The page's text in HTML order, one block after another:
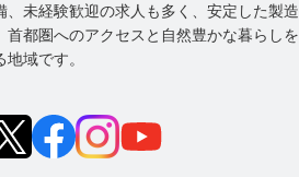
未経験歓迎の求人も多く、安定した製造
都圏へのアクセスと自然豊かな暮らしを
域です。